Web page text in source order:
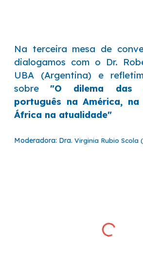
Na terceira mesa de
dialogamos com o Dr.
UBA (Argentina) e
sobre"O dilema das
português na América,
África na atualidade"
Moderadora: Dra.Virginia Rubio Scola